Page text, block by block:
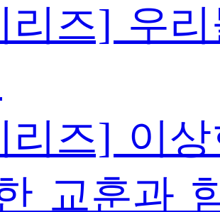
리즈] 우
리즈] 이
교훈과